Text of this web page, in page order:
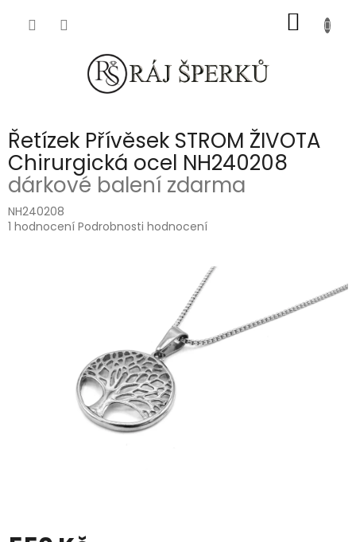
KOŠÍK
Řetízek Přívěsek STROM ŽIVOTA
Chirurgická ocel NH240208
dárkové balení zdarma
NH240208
Průměrné
1 hodnocení Podrobnosti hodnocení